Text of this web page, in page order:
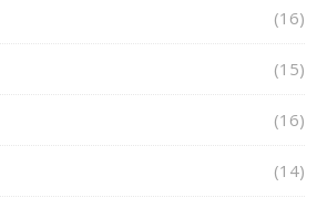
(16)
(15)
(16)
(14)